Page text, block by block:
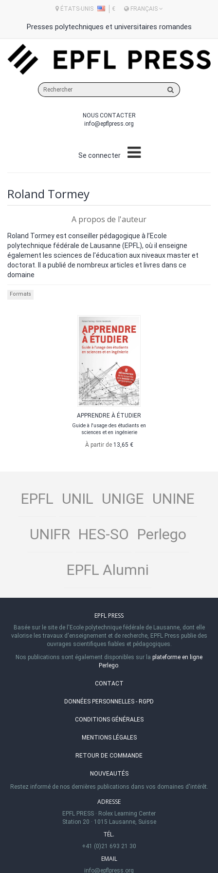
ÉTATS-UNIS € FRANÇAIS
Presses polytechniques et universitaires romandes
sur
site
NOUS CONTACTER
info@epflpress.org
Se connecter
Roland Tormey
A propos de l'auteur
Roland Tormey est conseiller pédagogique à l’Ecole
polytechnique fédérale de Lausanne (EPFL), où il enseigne
également les sciences de l'éducation aux niveaux master et
doctorat. Il a publié de nombreux articles et livres dans ce
domaine
Formats
APPRENDRE À ÉTUDIER
Guide à l'usage des étudiants en
sciences et en ingénierie
À partir de 13,65 €
EPFL UNIL UNIGE UNINE
UNIFR HES-SO Perlego
EPFL Alumni
EPFL PRESS
Basée sur le site de l'Ecole polytechnique fédérale de Lausanne, dont elle
valorise les travaux d'enseignement et de recherche, EPFL Press publie des
ouvrages scientifiques fiables et pédagogiques.
Nos publications sont également disponibles sur la plateforme en ligne
Perlego.
CONTACT
DONNÉES PERSONNELLES - RGPD
CONDITIONS GÉNÉRALES
MENTIONS LÉGALES
RETOUR DE COMMANDE
NOUVEAUTÉS
Restez informé de nos dernières publications dans vos domaines d'intérêt.
ADRESSE
EPFL PRESS · Rolex Learning Center
Station 20 · 1015 Lausanne, Suisse
TÉL.
+41 (0)21 693 21 30
EMAIL
info@epflpress.org